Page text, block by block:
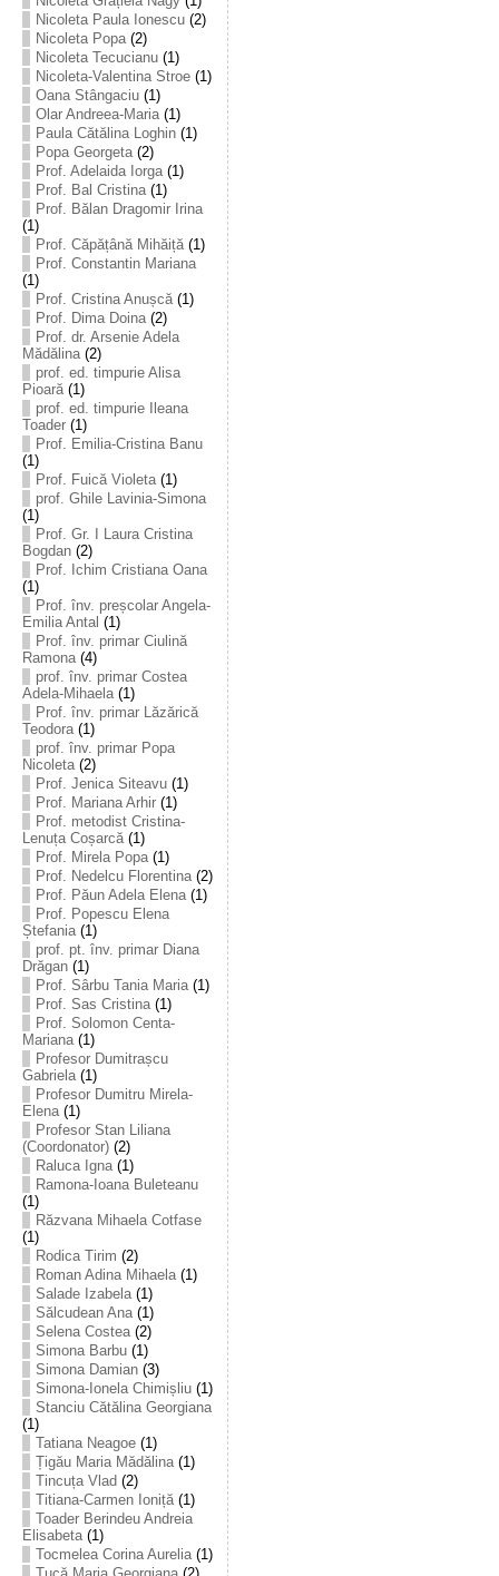
Nicoleta Paula Ionescu(2)
Nicoleta Popa(2)
Nicoleta Tecucianu(1)
Nicoleta-Valentina Stroe(1)
Oana Stângaciu(1)
Olar Andreea-Maria(1)
Paula Cătălina Loghin(1)
Popa Georgeta(2)
Prof. Adelaida Iorga(1)
Prof. Bal Cristina(1)
Prof. Bălan Dragomir Irina
(1)
Prof. Căpățână Mihăiță(1)
Prof. Constantin Mariana
(1)
Prof. Cristina Anușcă(1)
Prof. Dima Doina(2)
Prof. dr. Arsenie Adela
Mădălina(2)
prof. ed. timpurie Alisa
Pioară(1)
prof. ed. timpurie Ileana
Toader(1)
Prof. Emilia-Cristina Banu
(1)
Prof. Fuică Violeta(1)
prof. Ghile Lavinia-Simona
(1)
Prof. Gr. I Laura Cristina
Bogdan(2)
Prof. Ichim Cristiana Oana
(1)
Prof. înv. preșcolar Angela-
Emilia Antal (1)
Prof. înv. primar Ciulină
Ramona(4)
prof. înv. primar Costea
Adela-Mihaela(1)
Prof. înv. primar Lăzărică
Teodora(1)
prof. înv. primar Popa
Nicoleta(2)
Prof. Jenica Siteavu(1)
Prof. Mariana Arhir(1)
Prof. metodist Cristina-
Lenuța Coșarcă(1)
Prof. Mirela Popa(1)
Prof. Nedelcu Florentina(2)
Prof. Păun Adela Elena(1)
Prof. Popescu Elena
Ștefania(1)
prof. pt. înv. primar Diana
Drăgan(1)
Prof. Sârbu Tania Maria(1)
Prof. Sas Cristina(1)
Prof. Solomon Centa-
Mariana(1)
Profesor Dumitrașcu
Gabriela(1)
Profesor Dumitru Mirela-
Elena(1)
Profesor Stan Liliana
(Coordonator)(2)
Raluca Igna(1)
Ramona-Ioana Buleteanu
(1)
Răzvana Mihaela Cotfase
(1)
Rodica Tirim (2)
Roman Adina Mihaela(1)
Salade Izabela(1)
Sălcudean Ana(1)
Selena Costea(2)
Simona Barbu(1)
Simona Damian(3)
Simona-Ionela Chimișliu(1)
Stanciu Cătălina Georgiana
(1)
Tatiana Neagoe(1)
Țigău Maria Mădălina(1)
Tincuța Vlad (2)
Titiana-Carmen Ioniță(1)
Toader Berindeu Andreia
Elisabeta(1)
Tocmelea Corina Aurelia(1)